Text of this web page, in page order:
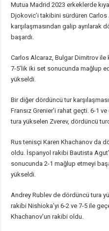
Mutua Madrid 2023 erkeklerde
Djokovic’i takibini sürdüren
karşılaşmasından galip ayrılarak
başardı.
Carlos Alcaraz, Bulgar Dimitrov ile
7-5’lik iki set sonucunda mağlup
yükseldi.
Bir diğer dördüncü tur
Fransız Grenier’i rahat geçti. 6-1
tura yükselen Zverev, dördüncü
Rus tenisçi Karen Khachanov da
oldu. İspanyol rakibi Bautista
sonucunda 2-1 mağlup etmeyi
yükseldi.
Andrey Rublev de dördüncü tura
rakibi Nishioka’yı 6-2 ve 7-5 ile
Khachanov’un rakibi oldu.